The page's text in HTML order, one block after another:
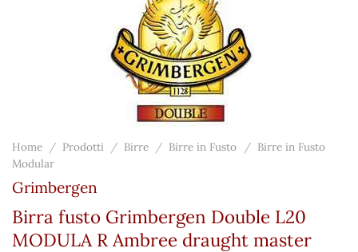
Home / Prodotti / Birre / Birre in Fusto / Birre in Fusto
Modular
Grimbergen
Birra fusto Grimbergen Double L20
MODULA R Ambree draught master